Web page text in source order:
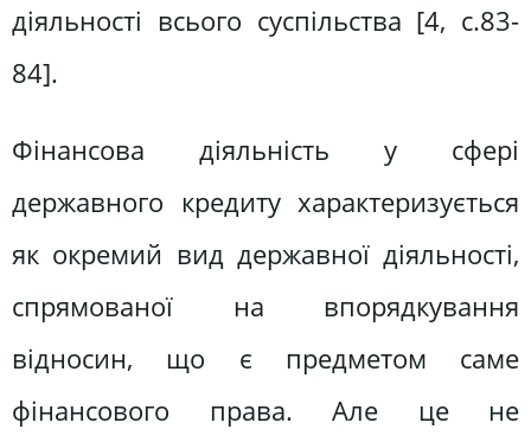
діяльності всього суспільства [4, с.83-
84].
Фінансова діяльність у сфері
державного кредиту характеризується
як окремий вид державної діяльності,
спрямованої на впорядкування
відносин, що є предметом саме
фінансового права. Але це не